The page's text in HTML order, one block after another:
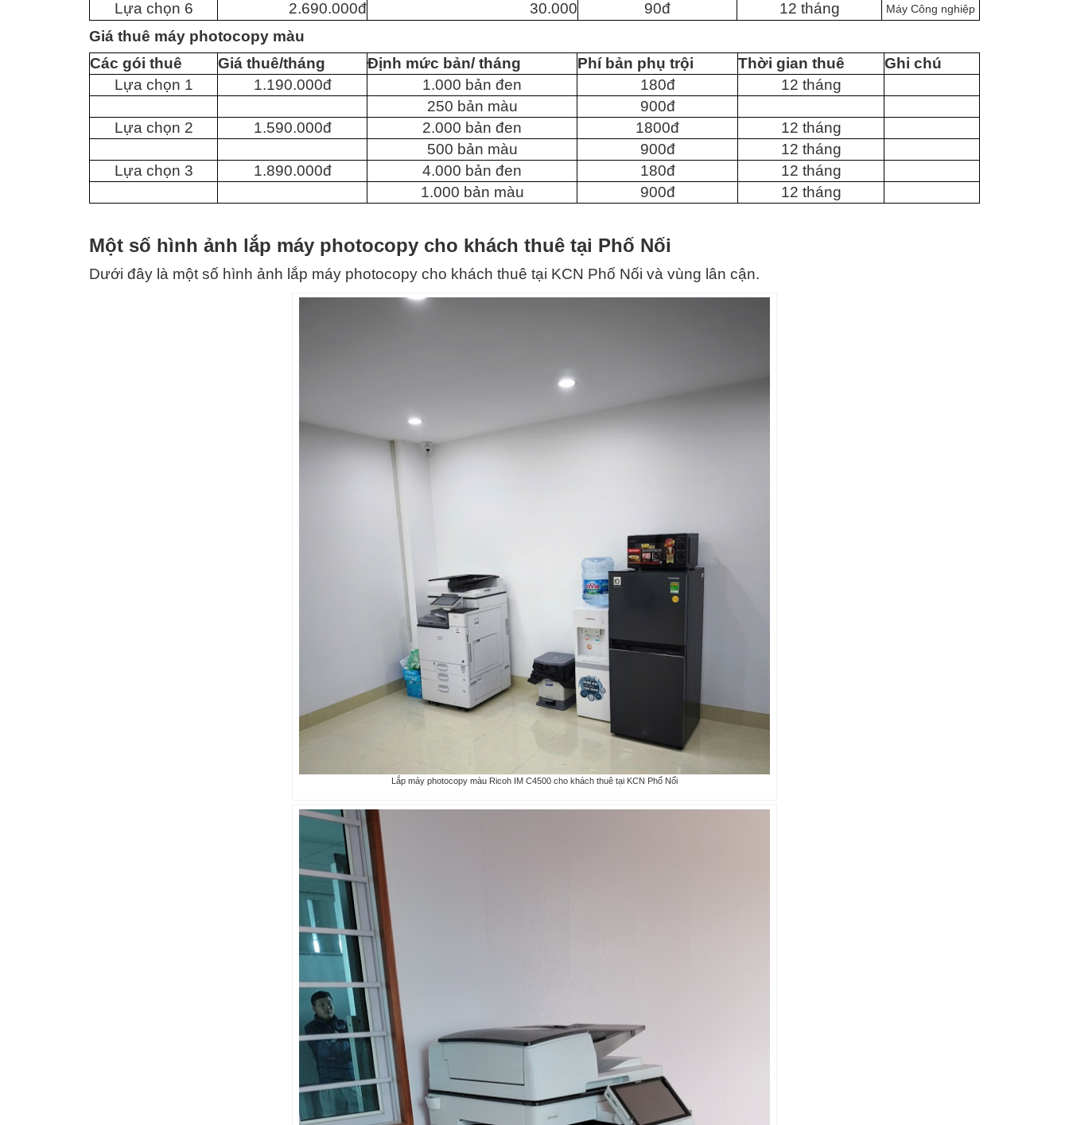
Lựa chọn 6 2.690.000đ 30.000 90đ 12 tháng Máy Công nghiệp
Giá thuê máy photocopy màu
Các gói thuê
Giá thuê/tháng Định mức bản/ tháng Phí bản phụ trội Thời gian thuê
Ghi chú
Lựa chọn 1
1.190.000đ 1.000 bản đen 180đ
12 tháng
250 bản màu
900đ
Lựa chọn 2
1.590.000đ 2.000 bản đen 1800đ
12 tháng
500 bản màu
900đ
12 tháng
Lựa chọn 3
1.890.000đ 4.000 bản đen 180đ
12 tháng
1.000 bản màu
900đ 12 tháng
Một số hình ảnh lắp máy photocopy cho khách thuê tại Phố Nối
Dưới đây là một số hình ảnh lắp máy photocopy cho khách thuê tại KCN Phố Nối và vùng lân cận.
Lắp máy photocopy màu Ricoh IM C4500 cho khách thuê tại KCN Phố Nối